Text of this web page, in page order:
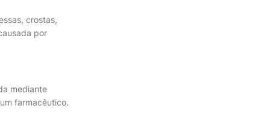
crostas,
por
mediante
farmacêutico.